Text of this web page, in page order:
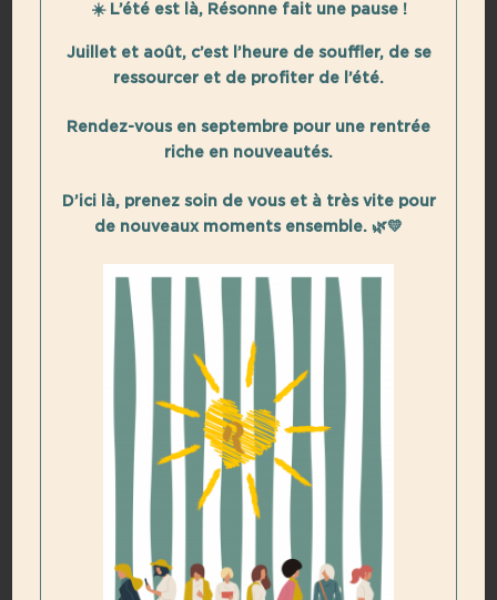
Événementiel – Coordinatrice Auvergne-Rhône-Alpes |
Actionelles et Stéphanie PERRICHOT, cheffe
d’entreprise – bénévole Action’elles (Responsable
Programme :
L’entrepreneuriat (féminin) : qu’est-ce que c’est ?
Freins, motivations, différence avec le salariat, posture…
Temps d’échange questions/réponses
N’hésitez pas à préparer vos questions et à nous les
envoyer à l’adresse mail : eva.melgar@ara.gouv.fr
Codes connexion zoom :
Participer à la réunion Zoom
https://us02web.zoom.us/j/81588537808?
pwd=aTdTYzNqSkg3ZDBOWUpXY0E1dnh6Zz09
ID de réunion : 815 8853 7808
☀️ L’été est là, Résonne fait une pause !
Juillet et août, c’est l’heure de souffler, de se
ressourcer et de profiter de l’été.
Rendez-vous en septembre pour une rentrée
riche en nouveautés.
D’ici là, prenez soin de vous et à très vite pour
de nouveaux moments ensemble. 🌿💛